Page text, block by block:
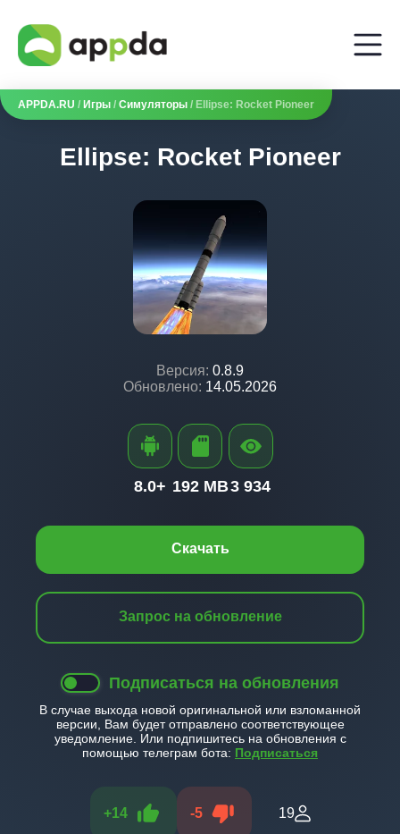
APPDA.RU / Игры / Симуляторы / Ellipse: Rocket Pioneer
Ellipse: Rocket Pioneer
Версия: 0.8.9
Обновлено: 14.05.2026
Скачать
Запрос на обновление
Подписаться на обновления
В случае выхода новой оригинальной или взломанной
версии, Вам будет отправлено соответствующее
уведомление. Или подпишитесь на обновления с
помощью телеграм бота: Подписаться
+14 -5 19
8.0+ 192 MB3 934